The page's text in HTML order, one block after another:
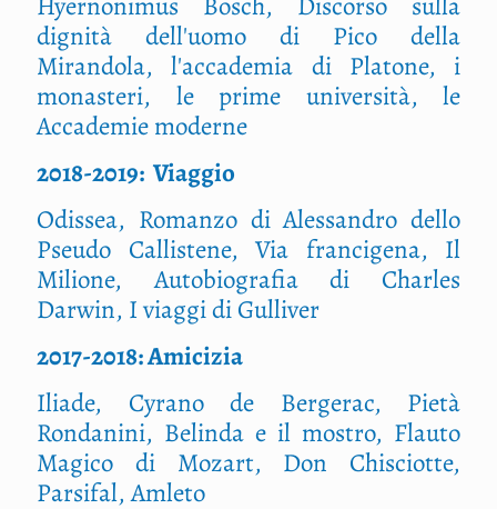
dignità dell'uomo di Pico della
Mirandola, l'accademia di Platone, i
monasteri, le prime università, le
Accademie moderne
2018-2019: Viaggio
Odissea, Romanzo di Alessandro dello
Pseudo Callistene, Via francigena, Il
Milione, Autobiografia di Charles
Darwin, I viaggi di Gulliver
2017-2018: Amicizia
Iliade, Cyrano de Bergerac, Pietà
Rondanini, Belinda e il mostro, Flauto
Magico di Mozart, Don Chisciotte,
Parsifal, Amleto